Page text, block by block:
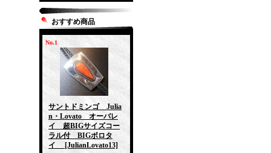
おすすめ商品
No.1
サントドミンゴ Julia
n・Lovato オーバレ
イ 超BIGサイズコー
ラル付 BIGボロタ
イ
[JulianLovato13]